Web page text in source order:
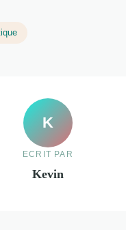
K
ECRIT PAR
Kevin